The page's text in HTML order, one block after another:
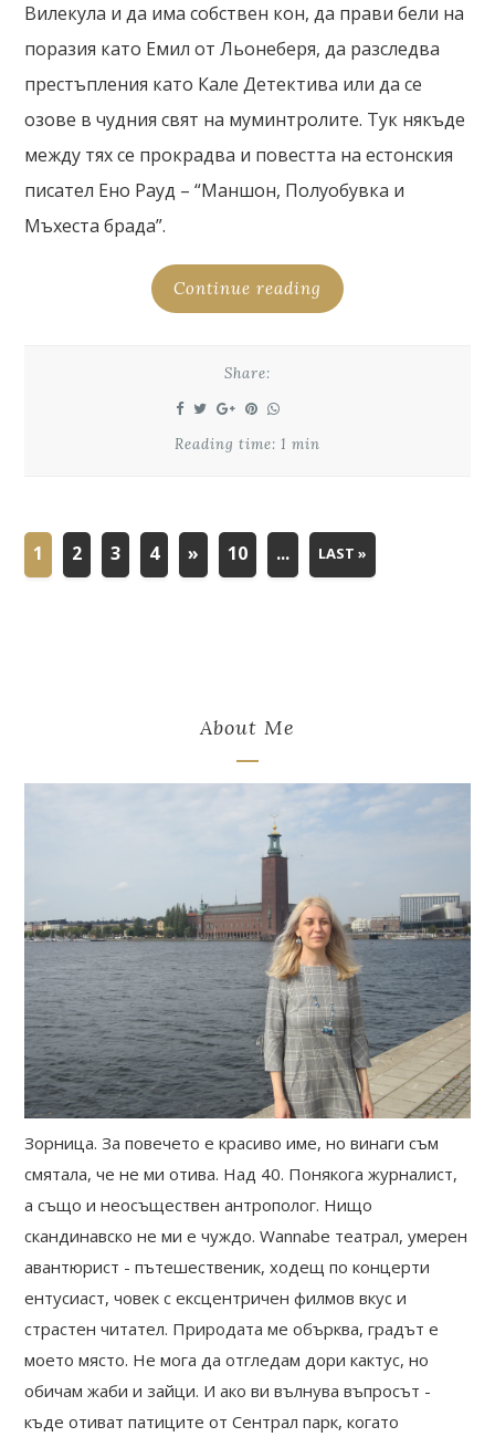
Вилекула и да има собствен кон, да прави бели на
поразия като Емил от Льонеберя, да разследва
престъпления като Кале Детектива или да се
озове в чудния свят на муминтролите. Тук някъде
между тях се прокрадва и повестта на естонския
писател Ено Рауд – “Маншон, Полуобувка и
Мъхеста брада”.
Continue reading
Share:
Reading time: 1 min
1 2 3 4 » 10 ... LAST »
About Me
Зорница. За повечето е красиво име, но винаги съм
смятала, че не ми отива. Над 40. Понякога журналист,
а също и неосъществен антрополог. Нищо
скандинавско не ми е чуждо. Wannabe театрал, умерен
авантюрист - пътешественик, ходещ по концерти
ентусиаст, човек с ексцентричен филмов вкус и
страстен читател. Природата ме обърква, градът е
моето място. Не мога да отгледам дори кактус, но
обичам жаби и зайци. И ако ви вълнува въпросът -
къде отиват патиците от Сентрал парк, когато